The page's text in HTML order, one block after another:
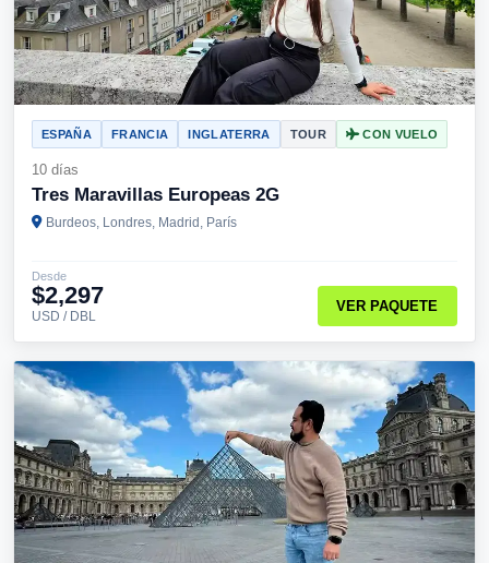
ESPAÑA FRANCIA INGLATERRA TOUR CON VUELO
10 días
Tres Maravillas Europeas 2G
Burdeos, Londres, Madrid, París
Desde
$2,297
USD / DBL
VER PAQUETE